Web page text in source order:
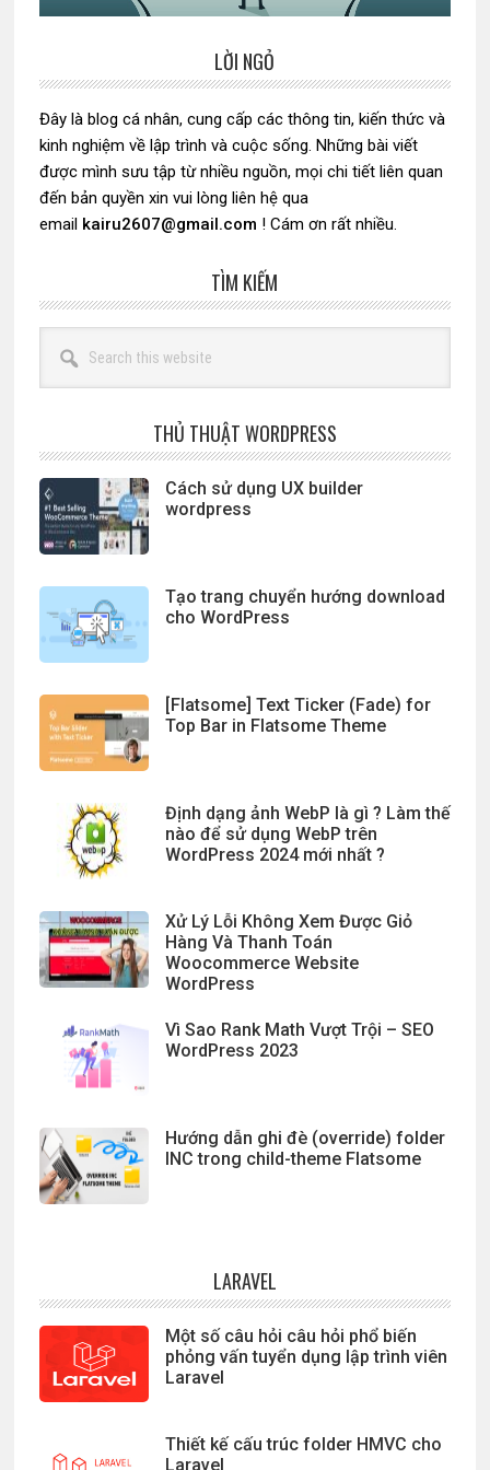
chính
LỜI NGỎ
Đây là blog cá nhân, cung cấp các thông tin, kiến thức và
kinh nghiệm về lập trình và cuộc sống. Những bài viết
được mình sưu tập từ nhiều nguồn, mọi chi tiết liên quan
đến bản quyền xin vui lòng liên hệ qua
email kairu2607@gmail.com ! Cám ơn rất nhiều.
TÌM KIẾM
this
website
THỦ THUẬT WORDPRESS
Cách sử dụng UX builder
wordpress
Tạo trang chuyển hướng download
cho WordPress
[Flatsome] Text Ticker (Fade) for
Top Bar in Flatsome Theme
Định dạng ảnh WebP là gì ? Làm thế
nào để sử dụng WebP trên
WordPress 2024 mới nhất ?
Xử Lý Lỗi Không Xem Được Giỏ
Hàng Và Thanh Toán
Woocommerce Website
WordPress
Vì Sao Rank Math Vượt Trội – SEO
WordPress 2023
Hướng dẫn ghi đè (override) folder
INC trong child-theme Flatsome
LARAVEL
Một số câu hỏi câu hỏi phổ biến
phỏng vấn tuyển dụng lập trình viên
Laravel
Thiết kế cấu trúc folder HMVC cho
Laravel